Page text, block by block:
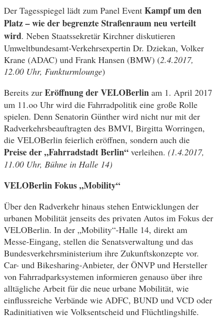
Der Tagesspiegel lädt zum Panel Event Kampf um den
Platz – wie der begrenzte Straßenraum neu verteilt
wird. Neben Staatssekretär Kirchner diskutieren
Umweltbundesamt-Verkehrsexpertin Dr. Dziekan, Volker
Krane (ADAC) und Frank Hansen (BMW) (2.4.2017,
12.00 Uhr, Funkturmlounge)
Bereits zur Eröffnung der VELOBerlin am 1. April 2017
um 11.oo Uhr wird die Fahrradpolitik eine große Rolle
spielen. Denn Senatorin Günther wird nicht nur mit der
Radverkehrsbeauftragten des BMVI, Birgitta Worringen,
die VELOBerlin feierlich eröffnen, sondern auch die
Preise der „Fahrradstadt Berlin“ verleihen. (1.4.2017,
11.00 Uhr, Bühne in Halle 14)
VELOBerlin Fokus „Mobility“
Über den Radverkehr hinaus stehen Entwicklungen der
urbanen Mobilität jenseits des privaten Autos im Fokus der
VELOBerlin. In der „Mobility“-Halle 14, direkt am
Messe-Eingang, stellen die Senatsverwaltung und das
Bundesverkehrsministerium ihre Zukunftskonzepte vor.
Car- und Bikesharing-Anbieter, der ÖNVP und Hersteller
von Fahrradparksystemen informieren genauso über ihre
alltägliche Arbeit für die neue urbane Mobilität, wie
einflussreiche Verbände wie ADFC, BUND und VCD oder
Radinitiativen wie Volksentscheid und Flüchtlingshilfe.